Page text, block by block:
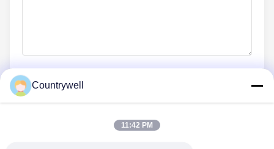
Countrywell
11:42 PM